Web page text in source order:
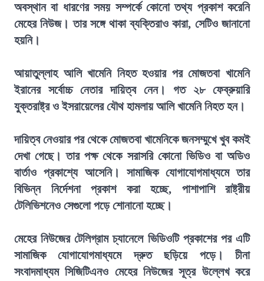
অবস্থান বা ধারণের সময় সম্পর্কে কোনো তথ্য প্রকাশ করেনি
মেহের নিউজ। তার সঙ্গে থাকা ব্যক্তিরাও কারা, সেটিও জানানো
হয়নি।
আয়াতুল্লাহ আলি খামেনি নিহত হওয়ার পর মোজতবা খামেনি
ইরানের সর্বোচ্চ নেতার দায়িত্ব নেন। গত ২৮ ফেব্রুয়ারি
যুক্তরাষ্ট্র ও ইসরায়েলের যৌথ হামলায় আলি খামেনি নিহত হন।
দায়িত্ব নেওয়ার পর থেকে মোজতবা খামেনিকে জনসম্মুখে খুব কমই
দেখা গেছে। তার পক্ষ থেকে সরাসরি কোনো ভিডিও বা অডিও
বার্তাও প্রকাশ্যে আসেনি। সামাজিক যোগাযোগমাধ্যমে তার
বিভিন্ন নির্দেশনা প্রকাশ করা হচ্ছে, পাশাপাশি রাষ্ট্রীয়
টেলিভিশনেও সেগুলো পড়ে শোনানো হচ্ছে।
মেহের নিউজের টেলিগ্রাম চ্যানেলে ভিডিওটি প্রকাশের পর এটি
সামাজিক যোগাযোগমাধ্যমে দ্রুত ছড়িয়ে পড়ে। চীনা
সংবাদমাধ্যম সিজিটিএনও মেহের নিউজের সূত্র উল্লেখ করে